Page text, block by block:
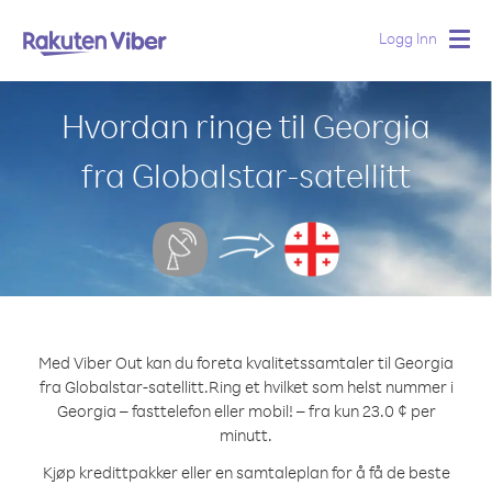
Logg Inn
Hvordan ringe til Georgia
fra Globalstar-satellitt
Med Viber Out kan du foreta kvalitetssamtaler til Georgia
fra Globalstar-satellitt.Ring et hvilket som helst nummer i
Georgia – fasttelefon eller mobil! – fra kun 23.0 ¢ per
minutt.
Kjøp kredittpakker eller en samtaleplan for å få de beste